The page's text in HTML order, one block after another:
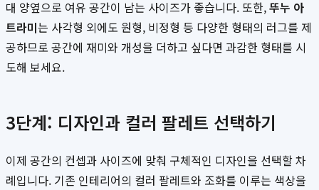
대 양옆으로 여유 공간이 남는 사이즈가 좋습니다. 또한,뚜누 아
트라미는 사각형 외에도 원형, 비정형 등 다양한 형태의 러그를 제
공하므로 공간에 재미와 개성을 더하고 싶다면 과감한 형태를 시
도해 보세요.
3단계: 디자인과 컬러 팔레트 선택하기
이제 공간의 컨셉과 사이즈에 맞춰 구체적인 디자인을 선택할 차
례입니다. 기존 인테리어의 컬러 팔레트와 조화를 이루는 색상을